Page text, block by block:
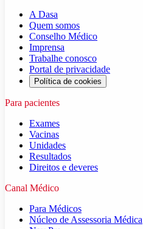
A Dasa
Quem somos
Conselho Médico
Imprensa
Trabalhe conosco
Portal de privacidade
Política de cookies
Para pacientes
Exames
Vacinas
Unidades
Resultados
Direitos e deveres
Canal Médico
Para Médicos
Núcleo de Assessoria Médica